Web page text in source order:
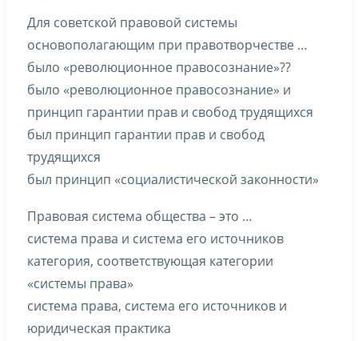
Для советской правовой системы
основополагающим при правотворчестве …
было «революционное правосознание»??
было «революционное правосознание» и
принцип гарантии прав и свобод трудящихся
был принцип гарантии прав и свобод
трудящихся
был принцип «социалистической законности»
Правовая система общества – это …
система права и система его источников
категория, соответствующая категории
«системы права»
система права, система его источников и
юридическая практика